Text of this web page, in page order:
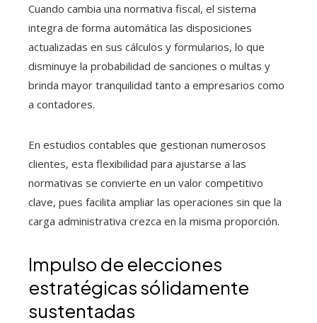
Cuando cambia una normativa fiscal, el sistema
integra de forma automática las disposiciones
actualizadas en sus cálculos y formularios, lo que
disminuye la probabilidad de sanciones o multas y
brinda mayor tranquilidad tanto a empresarios como
a contadores.
En estudios contables que gestionan numerosos
clientes, esta flexibilidad para ajustarse a las
normativas se convierte en un valor competitivo
clave, pues facilita ampliar las operaciones sin que la
carga administrativa crezca en la misma proporción.
Impulso de elecciones
estratégicas sólidamente
sustentadas